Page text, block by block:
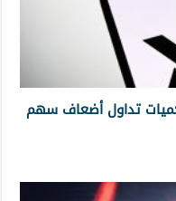
تداول أضعاف سهم